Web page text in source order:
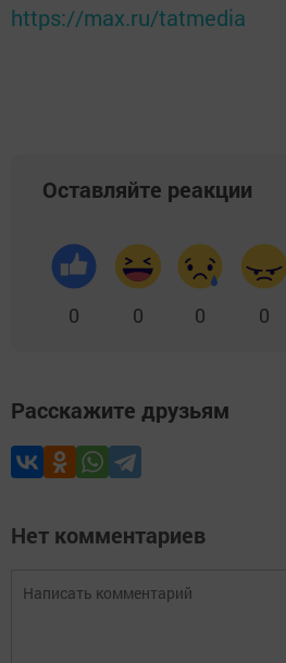
https://max.ru/tatmedia
Оставляйте реакции
0 0 0 0
Расскажите друзьям
Нет комментариев